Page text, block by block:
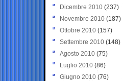
Dicembre 2010 (237)
Novembre 2010 (187)
Ottobre 2010 (157)
Settembre 2010 (148)
Agosto 2010 (75)
Luglio 2010 (86)
Giugno 2010 (76)